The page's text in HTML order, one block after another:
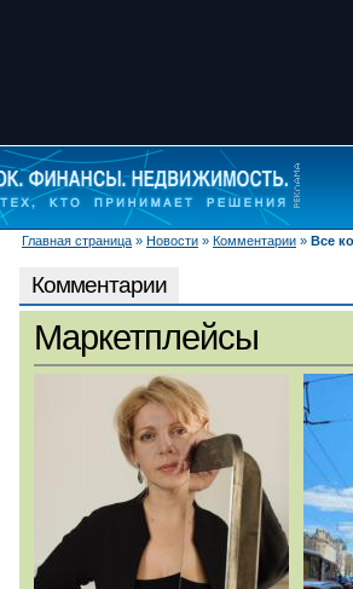
Главная страница » Новости » Комментарии » Все
Комментарии
Маркетплейсы